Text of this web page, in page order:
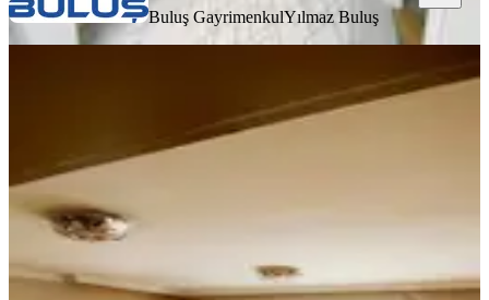
Buluş GayrimenkulYılmaz Buluş
Sd Emlak & Gayrimenkulden Kıyı
Boyu İsmetpaşa 3+1 Kiralık Daire
Seyhan, İsmetpaşa Mahallesi